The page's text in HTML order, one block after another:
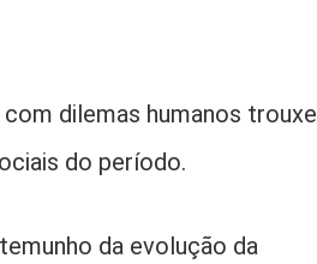
dilemas humanos trouxe
do período.
da evolução da